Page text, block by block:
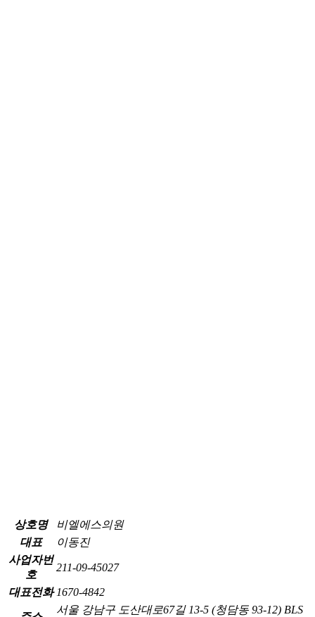
상호명
비엘에스의원
대표
이동진
사업자번
호
211-09-45027
대표전화 1670-4842
서울 강남구 도산대로67길 13-5 (청담동 93-12) BLS